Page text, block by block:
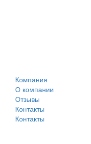
Компания
О компании
Отзывы
Контакты
Контакты